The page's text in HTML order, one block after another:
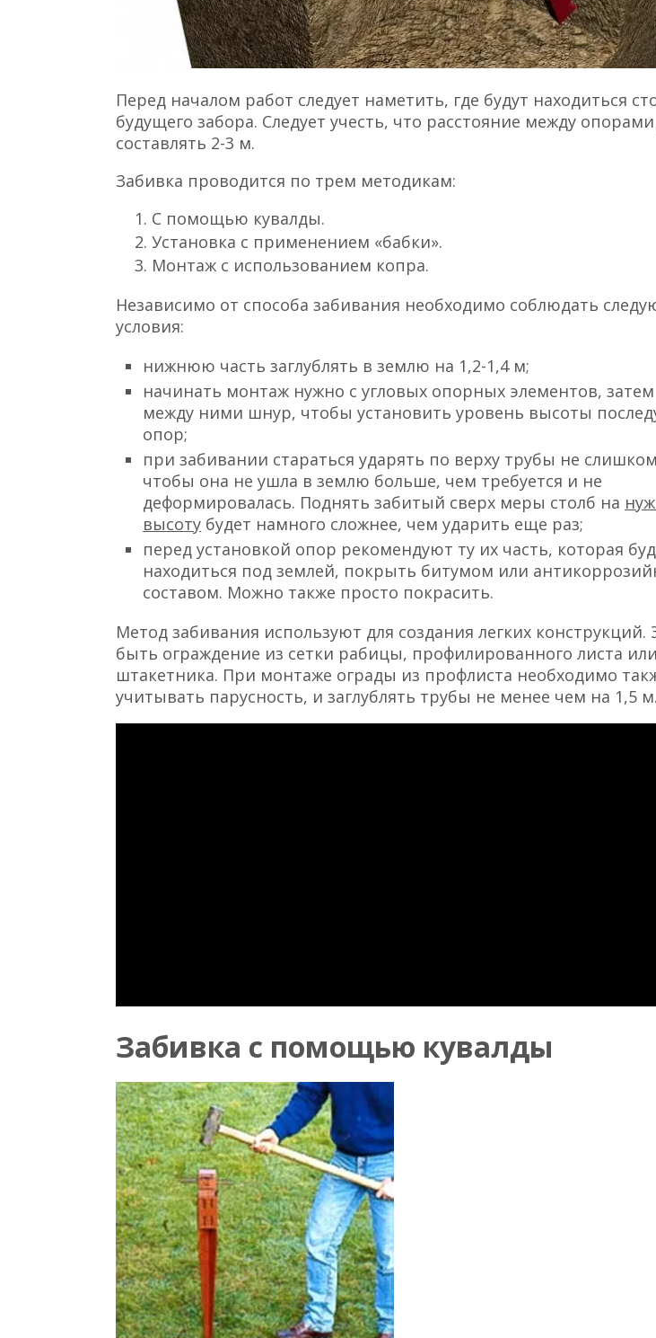
Перед началом работ следует наметить, где будут находиться
будущего забора. Следует учесть, что расстояние между
составлять 2-3 м.
Забивка проводится по трем методикам:
С помощью кувалды.
Установка с применением «бабки».
Монтаж с использованием копра.
Независимо от способа забивания необходимо соблюдать
условия:
нижнюю часть заглублять в землю на 1,2-1,4 м;
начинать монтаж нужно с угловых опорных элементов, затем
между ними шнур, чтобы установить уровень высоты
опор;
при забивании стараться ударять по верху трубы не
чтобы она не ушла в землю больше, чем требуется и не
деформировалась. Поднять забитый сверх меры столб на
высоту будет намного сложнее, чем ударить еще раз;
перед установкой опор рекомендуют ту их часть, которая
находиться под землей, покрыть битумом или
составом. Можно также просто покрасить.
Метод забивания используют для создания легких конструкций.
быть ограждение из сетки рабицы, профилированного листа или
штакетника. При монтаже ограды из профлиста необходимо
учитывать парусность, и заглублять трубы не менее чем на 1,5 м.
Забивка с помощью кувалды